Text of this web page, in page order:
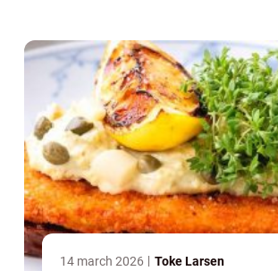
14 march 2026 Toke Larsen